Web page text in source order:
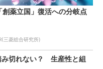
「創薬立国」復活への分岐点
三菱総合研究所)
み切れない？ 生産性と組